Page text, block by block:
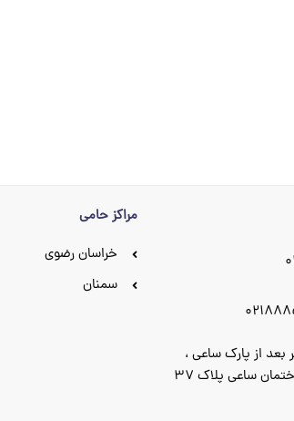
از پارک ساعی ،
کوچه ساعی دوم ، ساختمان ساعی پلاک ۳۷
مراکز حامی
خراسان رضوی
سمنان